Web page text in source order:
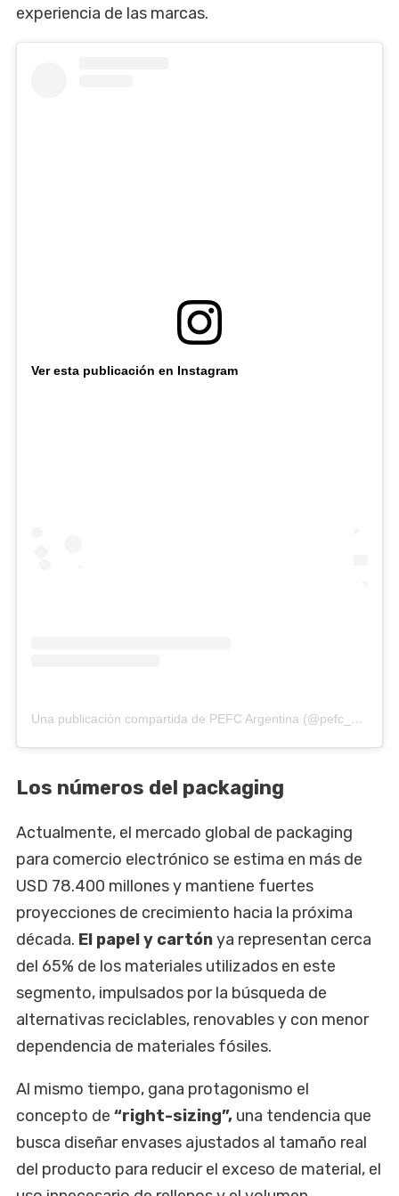
experiencia de las marcas.
Ver esta publicación en Instagram
Una publicación compartida de PEFC Argentina (@pefc_argentina)
Los números del packaging
Actualmente, el mercado global de packaging
para comercio electrónico se estima en más de
USD 78.400 millones y mantiene fuertes
proyecciones de crecimiento hacia la próxima
década. El papel y cartónya representan cerca
del 65% de los materiales utilizados en este
segmento, impulsados por la búsqueda de
alternativas reciclables, renovables y con menor
dependencia de materiales fósiles.
Al mismo tiempo, gana protagonismo el
concepto de “right-sizing”, una tendencia que
busca diseñar envases ajustados al tamaño real
del producto para reducir el exceso de material, el